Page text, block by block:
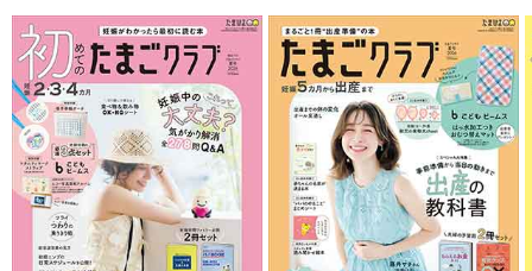
いものなんだな、危なくないんだな、と知ることができます。逆
に怖そうな顔をしていると、あれは危ないものだな、近づいては
いけないんだな、と知ることができます。視線と表情を組み合わ
せて人の気持ちを理解することを、「社会的参照」といいます。
社会的参照によって、赤ちゃんは言葉が出始める前の9カ月ころ
から、いろんなものごとの意味を学習し理解し始めるんですね。
コミュニケーションというと言葉に目を向けがちですが、実は目
や表情が果たしている役割は言葉以上に大きいかもしれません。